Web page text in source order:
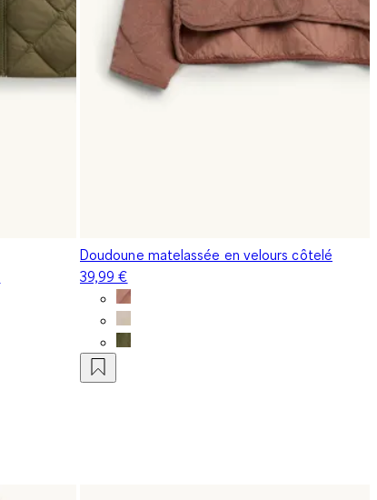
Doudoune matelassée en velours côtelé
39,99 €